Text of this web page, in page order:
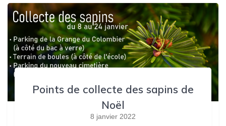
Points de collecte des sapins de
Noël
8 janvier 2022